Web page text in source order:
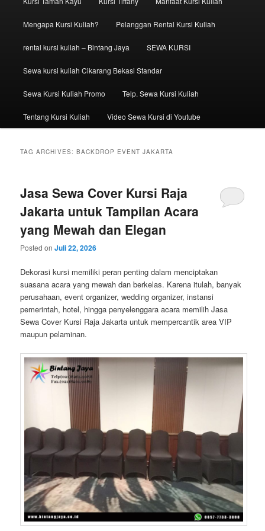
Mengapa Kursi Kuliah? Pelanggan Rental Kursi Kuliah
rental kursi kuliah – Bintang Jaya SEWA KURSI
Sewa kursi kuliah Cikarang Bekasi Standar
Sewa Kursi Kuliah Promo Telp. Sewa Kursi Kuliah
Tentang Kursi Kuliah Video Sewa Kursi di Youtube
TAG ARCHIVES:BACKDROP EVENT JAKARTA
Jasa Sewa Cover Kursi Raja
Jakarta untuk Tampilan Acara
yang Mewah dan Elegan
Posted onJuli 22, 2026
Dekorasi kursi memiliki peran penting dalam menciptakan
suasana acara yang mewah dan berkelas. Karena itulah, banyak
perusahaan, event organizer, wedding organizer, instansi
pemerintah, hotel, hingga penyelenggara acara memilih Jasa
Sewa Cover Kursi Raja Jakarta untuk mempercantik area VIP
maupun pelaminan.